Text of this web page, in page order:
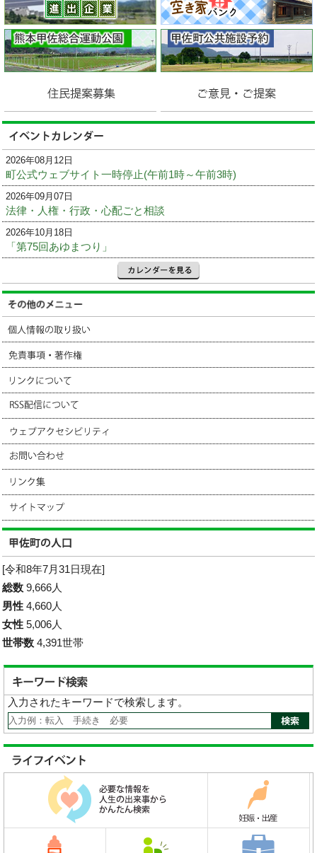
2026年08月12日
町公式ウェブサイト一時停止(午前1時～午前3時)
2026年09月07日
法律・人権・行政・心配ごと相談
2026年10月18日
「第75回あゆまつり」
[令和8年7月31日現在]
総数 9,666人
男性 4,660人
女性 5,006人
世帯数 4,391世帯
入力されたキーワードで検索します。